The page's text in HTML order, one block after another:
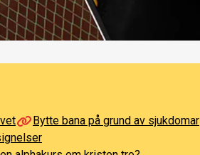
Bytte bana på grund av sjukdomar